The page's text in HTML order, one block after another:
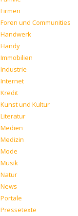
Firmen
Foren und Communities
Handwerk
Handy
Immobilien
Industrie
Internet
Kredit
Kunst und Kultur
Literatur
Medien
Medizin
Mode
Musik
Natur
News
Portale
Pressetexte